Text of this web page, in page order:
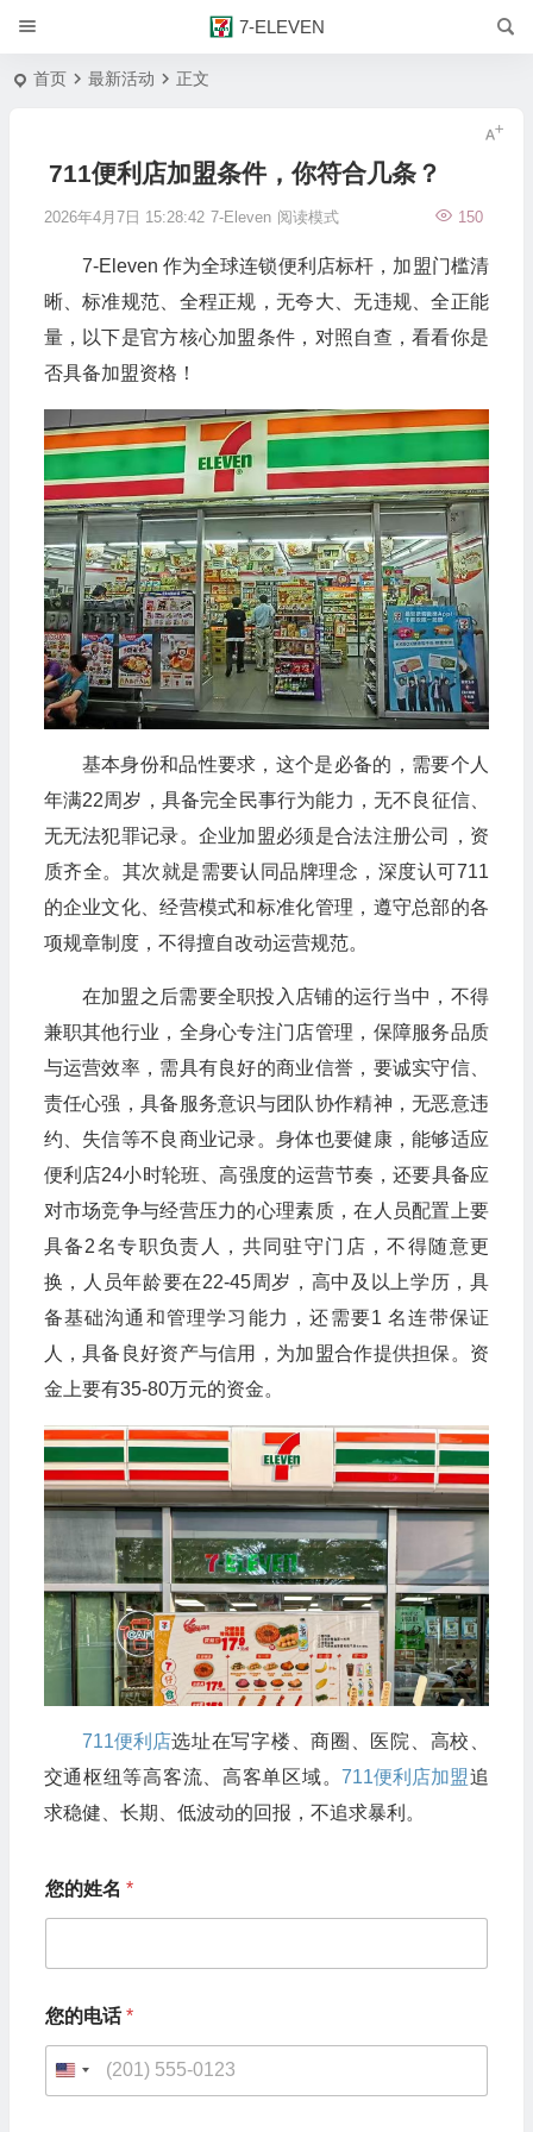
7-ELEVEN
首页 最新活动 正文
711便利店加盟条件，你符合几条？
2026年4月7日 15:28:42 7-Eleven 150
阅读模式
7-Eleven 作为全球连锁便利店标杆，加盟门槛清
晰、标准规范、全程正规，无夸大、无违规、全正能
量，以下是官方核心加盟条件，对照自查，看看你是
否具备加盟资格！
基本身份和品性要求，这个是必备的，需要个人
年满22周岁，具备完全民事行为能力，无不良征信、
无无法犯罪记录。企业加盟必须是合法注册公司，资
质齐全。其次就是需要认同品牌理念，深度认可711
的企业文化、经营模式和标准化管理，遵守总部的各
项规章制度，不得擅自改动运营规范。
在加盟之后需要全职投入店铺的运行当中，不得
兼职其他行业，全身心专注门店管理，保障服务品质
与运营效率，需具有良好的商业信誉，要诚实守信、
责任心强，具备服务意识与团队协作精神，无恶意违
约、失信等不良商业记录。身体也要健康，能够适应
便利店24小时轮班、高强度的运营节奏，还要具备应
对市场竞争与经营压力的心理素质，在人员配置上要
具备2名专职负责人，共同驻守门店，不得随意更
换，人员年龄要在22-45周岁，高中及以上学历，具
备基础沟通和管理学习能力，还需要1 名连带保证
人，具备良好资产与信用，为加盟合作提供担保。资
金上要有35-80万元的资金。
711便利店选址在写字楼、商圈、医院、高校、
交通枢纽等高客流、高客单区域。711便利店加盟追
求稳健、长期、低波动的回报，不追求暴利。
您的姓名 *
您的电话*
U